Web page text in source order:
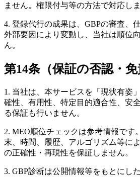
ません。権限付与等の方法で対応しま
4. 登録代行の成果は、GBPの審査、
外部要因により変動し、当社は順位
ん。
第14条（保証の否認・免
1. 当社は、本サービスを「現状有姿
確性、有用性、特定目的適合性、安
る保証も行いません。
2. MEO順位チェックは参考情報です
末、時間、履歴、アルゴリズム等に
の正確性・再現性を保証しません。
3. GBP診断は公開情報等をもとにし